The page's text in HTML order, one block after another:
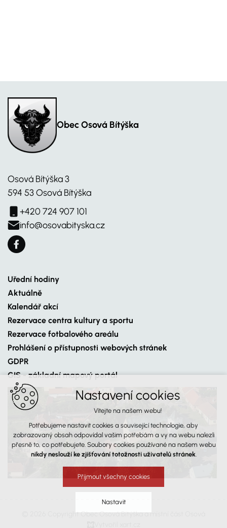
Obec Osová Bítýška
Osová Bítýška 3
594 53 Osová Bítýška
+420 724 907 101
info@osovabityska.cz
Uřední hodiny
Aktuálně
Kalendář akcí
Rezervace centra kultury a sportu
Rezervace fotbalového areálu
Prohlášení o přístupnosti webových stránek
GDPR
GIS - základní mapový portál
© 2026 Copyright Obec Osová Bítýška a místní část Osová
Nastavení cookies
Vítejte na našem webu!
Potřebujeme nastavit cookies a související technologie, aby
zobrazovaný obsah odpovídal vašim potřebám a vy na webu nalezli
přesně to, co potřebujete. Soubory cookies používané na našem webu
nikdy neslouží ke zjišťování totožnosti uživatelů stránek.
Přijmout všechny cookies
Nastavit